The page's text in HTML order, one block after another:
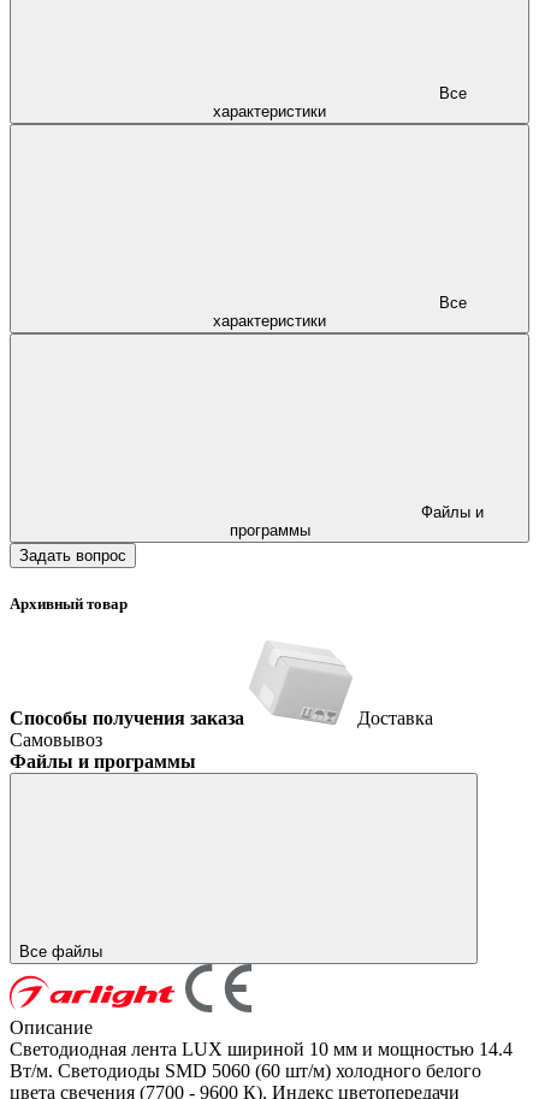
характеристики
характеристики
программы
Задать вопрос
Архивный товар
Способы получения заказа
Доставка
Самовывоз
Файлы и программы
Все файлы
Описание
Светодиодная лента LUX шириной 10 мм и мощностью 14.4
Вт/м. Светодиоды SMD 5060 (60 шт/м) холодного белого
цвета свечения (7700 - 9600 К). Индекс цветопередачи